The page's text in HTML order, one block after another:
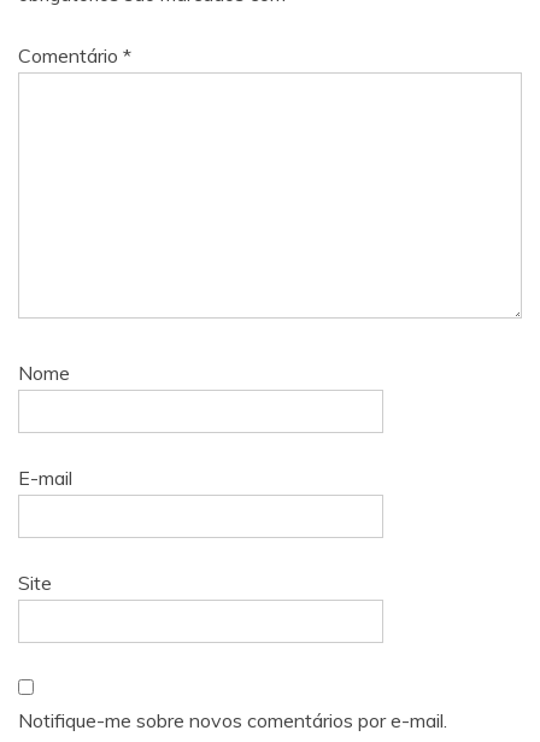
Comentário *
Nome
E-mail
Site
Notifique-me sobre novos comentários por e-mail.